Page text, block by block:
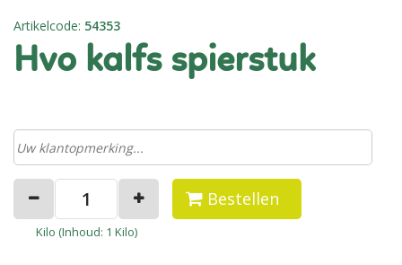
Artikelcode: 54353
hvo kalfs spierstuk
Bestellen
Kilo (Inhoud: 1 Kilo)